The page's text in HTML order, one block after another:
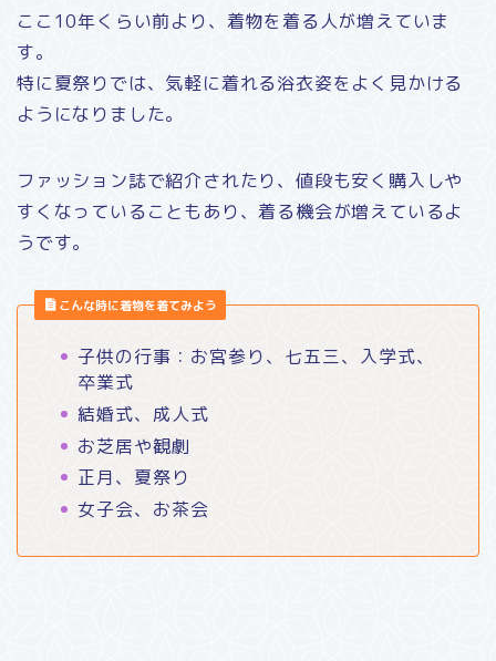
ここ10年くらい前より、着物を着る人が増えていま
す。
特に夏祭りでは、気軽に着れる浴衣姿をよく見かける
ようになりました。
ファッション誌で紹介されたり、値段も安く購入しや
すくなっていることもあり、着る機会が増えているよ
うです。
こんな時に着物を着てみよう
子供の行事：お宮参り、七五三、入学式、
卒業式
結婚式、成人式
お芝居や観劇
正月、夏祭り
女子会、お茶会